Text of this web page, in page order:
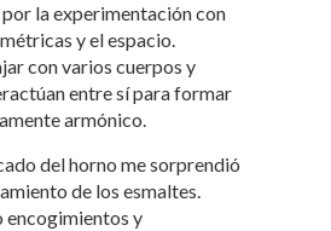
la experimentación con
y el espacio.
con varios cuerpos y
entre sí para formar
armónico.
del horno me sorprendió
de los esmaltes.
encogimientos y